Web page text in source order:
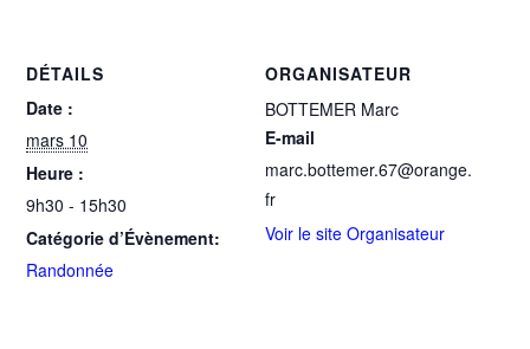
DÉTAILS
Date :
mars 10
Heure :
9h30 - 15h30
Catégorie d’Évènement:
Randonnée
ORGANISATEUR
BOTTEMER Marc
E-mail
marc.bottemer.67@orange.
fr
Voir le site Organisateur